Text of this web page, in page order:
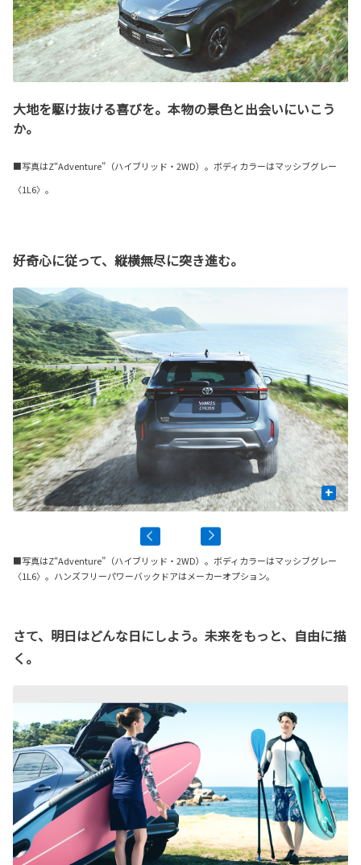
大地を駆け抜ける喜びを。本物の景色と出会いにいこう
か。
■写真はZ“Adventure”（ハイブリッド・2WD）。ボディカラーはマッシブグレー
〈1L6〉。
好奇心に従って、縦横無尽に突き進む。
+
■写真はZ“Adventure”（ハイブリッド・2WD）。ボディカラーはマッシブグレー
〈1L6〉。ハンズフリーパワーバックドアはメーカーオプション。
さて、明日はどんな日にしよう。未来をもっと、自由に描
く。